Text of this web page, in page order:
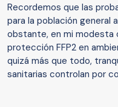
Recordemos que las
para la población general
obstante, en mi modesta
protección FFP2 en
quizá más que todo,
sanitarias controlan por